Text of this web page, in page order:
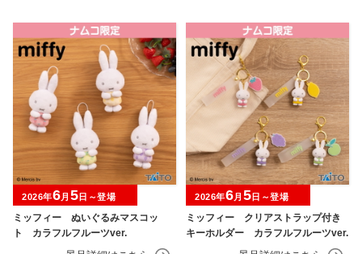
ミッフィー ぬいぐるみマスコッ
ト カラフルフルーツver.
2026年6月 5 日～登場
ミッフィー クリアストラップ付き
キーホルダー カラフルフルーツver.
2026年6月 5 日～登場